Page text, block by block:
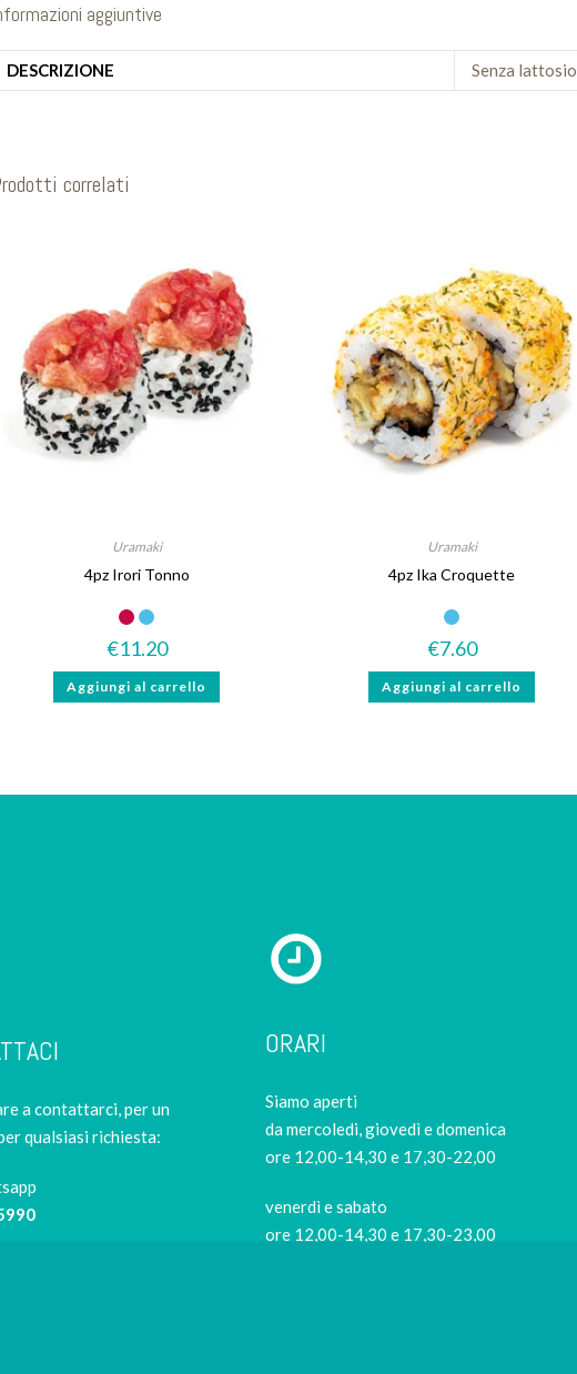
aggiuntive
DESCRIZIONE Senza lattosio
correlati
Uramaki
4pz Irori Tonno
€11.20
Aggiungi al carrello
Uramaki
4pz Ika Croquette
€7.60
Aggiungi al carrello
Gluten Free
a contattarci, per un
qualsiasi richiesta:
ORARI
Siamo aperti
da mercoledi, giovedì e domenica
ore 12,00-14,30 e 17,30-22,00
venerdì e sabato
ore 12,00-14,30 e 17,30-23,00